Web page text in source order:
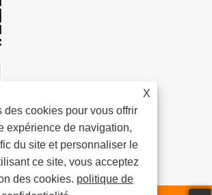
X
des cookies pour vous offrir
expérience de navigation,
du site et personnaliser le
ce site, vous acceptez
des cookies. politique de